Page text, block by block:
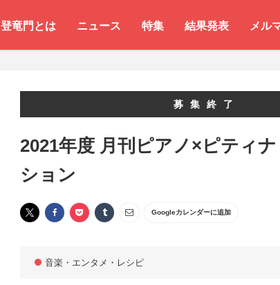
登竜門とは ニュース 特集 結果発表 メル
募集終了
2021年度 月刊ピアノ×ピティ
ション
Googleカレンダーに追加
音楽・エンタメ・レシピ